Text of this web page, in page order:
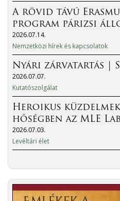
A rövid távú
program párizsi
2026.07.14.
Nemzetközi hírek és kapcsolatok
Nyári zárvatartás |
2026.07.07.
Kutatószolgálat
Heroikus
hőségben az MLE
2026.07.03.
Levéltári élet